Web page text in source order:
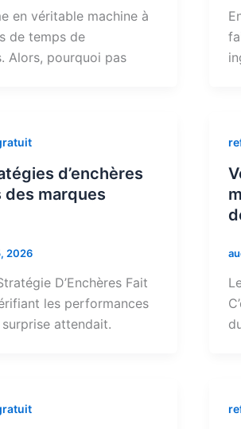
en véritable machine à
de temps de
Alors, pourquoi pas
d’enchères
des marques
2026
D’Enchères Fait
les performances
surprise attendait.